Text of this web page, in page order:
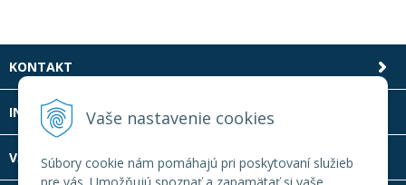
Vaše nastavenie cookies
Súbory cookie nám pomáhajú pri poskytovaní služieb
KONTAKT
INFOLINKA
VŠETKO O NÁKUPE